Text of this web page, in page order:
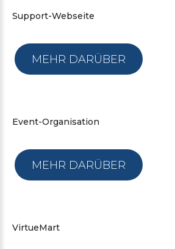
Support-Webseite
MEHR DARÜBER
Event-Organisation
MEHR DARÜBER
VirtueMart